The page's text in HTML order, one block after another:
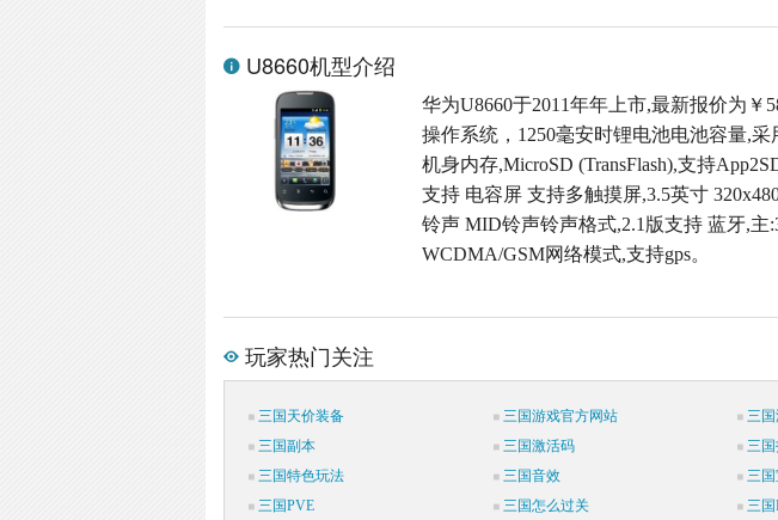
U8660机型介绍
华为U8660于2011年年上市,最新报价为￥
操作系统，1250毫安时锂电池电池容量,
机身内存,MicroSD (TransFlash),支持
支持 电容屏 支持多触摸屏,3.5英寸
铃声 MID铃声铃声格式,2.1版支持 蓝牙,主
WCDMA/GSM网络模式,支持gps。
玩家热门关注
三国天价装备 三国游戏官方网站
三
三国副本
三国激活码
三
三国特色玩法
三国音效
三
三国PVE
三国怎么过关 三国